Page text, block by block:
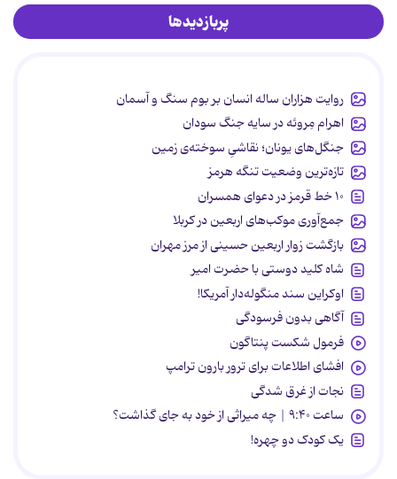
پربازدیدها
روایت هزاران ساله انسان بر بوم سنگ و آسمان
اهرام مِروئه در سایه جنگ سودان
جنگل‌های یونان؛ نقاشیِ سوخته‌ی زمین
تازه‌ترین وضعیت تنگه هرمز
۱۰ خط قرمز در دعوای همسران
جمع‌آوری موکب‌های اربعین در کربلا
بازگشت زوار اربعین حسینی از مرز مهران
شاه کلید دوستی با حضرت امیر
اوکراین سند منگوله‌دار آمریکا!
آگاهی بدون فرسودگی
فرمول شکست پنتاگون
افشای اطلاعات برای ترور بارون ترامپ
نجات از غرق شدگی
ساعت ۹:۴۰ | چه میراثی از خود به جای گذاشت؟
یک کودک دو چهره!